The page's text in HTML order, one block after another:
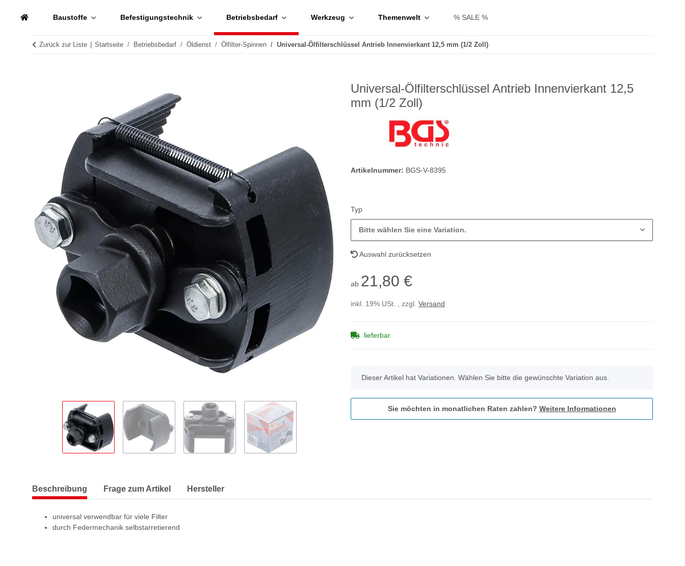
Baustoffe Befestigungstechnik Betriebsbedarf Werkzeug Themenwelt % SALE %
Zurück zur Liste Startseite Betriebsbedarf Öldienst Ölfilter-Spinnen Universal-Ölfilterschlüssel Antrieb Innenvierkant 12,5 mm (1/2 Zoll)
Universal-Ölfilterschlüssel Antrieb Innenvierkant 12,5
mm (1/2 Zoll)
Artikelnummer: BGS-V-8395
Typ
Bitte wählen Sie eine Variation.
Auswahl zurücksetzen
ab 21,80 €
inkl. 19% USt. , zzgl. Versand
lieferbar
x
Dieser Artikel hat Variationen. Wählen Sie bitte die gewünschte Variation aus.
Sie möchten in monatlichen Raten zahlen? Weitere Informationen
Beschreibung Frage zum Artikel Hersteller
universal verwendbar für viele Filter
durch Federmechanik selbstarretierend